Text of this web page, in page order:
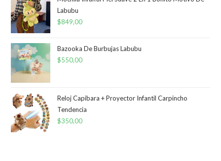
Labubu
$849,00
Bazooka De Burbujas Labubu
$550,00
Reloj Capibara + Proyector Infantil Carpincho
Tendencia
$350,00